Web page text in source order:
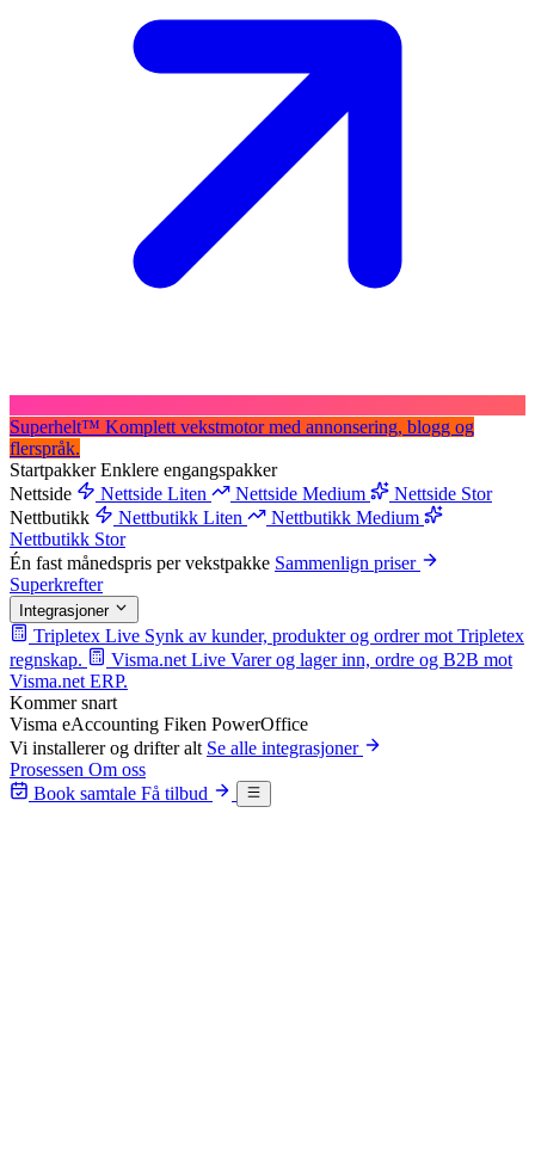
Superhelt™ Komplett vekstmotor med annonsering, blogg og
flerspråk.
StartpakkerEnklere engangspakker
Nettside
Nettside Liten Nettside Medium
Nettside Stor
Nettbutikk
Nettbutikk Liten
Nettbutikk Medium
Nettbutikk Stor
Én fast månedspris per vekstpakke Sammenlign priser
Superkrefter
Integrasjoner
Tripletex Live Synk av kunder, produkter og ordrer mot Tripletex
regnskap.
Visma.net Live Varer og lager inn, ordre og B2B mot
Visma.net ERP.
Kommer snart
Visma eAccounting Fiken PowerOffice
Vi installerer og drifter alt Se alle integrasjoner
Prosessen Om oss
Book samtale Få tilbud